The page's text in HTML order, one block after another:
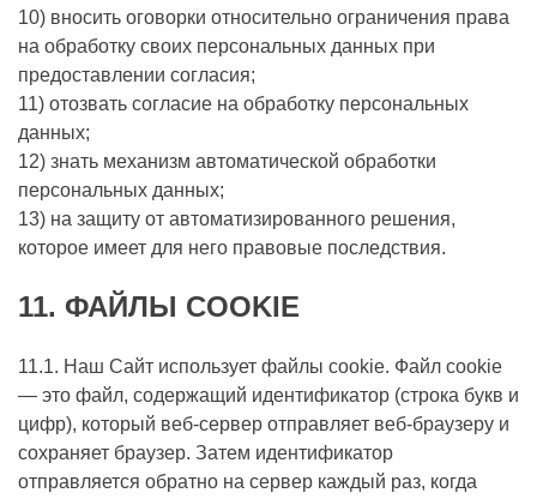
10) вносить оговорки относительно ограничения права
на обработку своих персональных данных при
предоставлении согласия;
11) отозвать согласие на обработку персональных
данных;
12) знать механизм автоматической обработки
персональных данных;
13) на защиту от автоматизированного решения,
которое имеет для него правовые последствия.
11. ФАЙЛЫ COOKIE
11.1. Наш Сайт использует файлы cookie. Файл cookie
— это файл, содержащий идентификатор (строка букв и
цифр), который веб-сервер отправляет веб-браузеру и
сохраняет браузер. Затем идентификатор
отправляется обратно на сервер каждый раз, когда